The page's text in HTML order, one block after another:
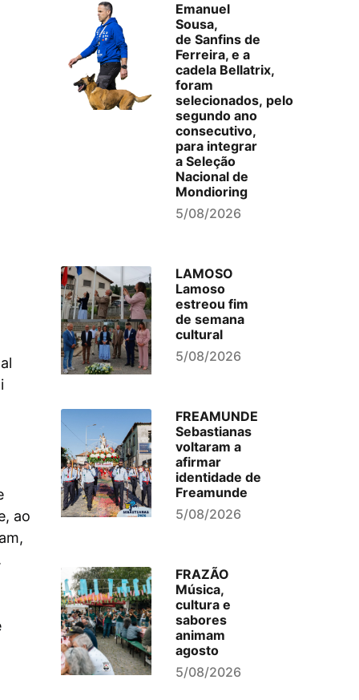
ao
Emanuel
Sousa,
de Sanfins de
Ferreira, e a
cadela Bellatrix,
foram
selecionados, pelo
segundo ano
consecutivo,
para integrar
a Seleção
Nacional de
Mondioring
5/08/2026
LAMOSO
Lamoso
estreou fim
de semana
cultural
5/08/2026
FREAMUNDE
Sebastianas
voltaram a
afirmar
identidade de
Freamunde
5/08/2026
FRAZÃO
Música,
cultura e
sabores
animam
agosto
5/08/2026